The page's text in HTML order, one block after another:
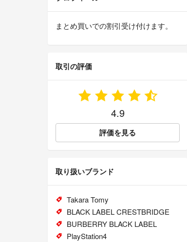
まとめ買いでの割引受け付けます。
取引の評価
4.9
評価を見る
取り扱いブランド
Takara Tomy
BLACK LABEL CRESTBRIDGE
BURBERRY BLACK LABEL
PlayStation4